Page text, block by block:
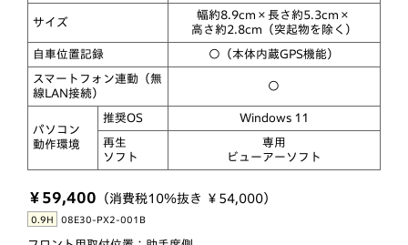
サイズ
幅約8.9cm×長さ約5.3cm×
高さ約2.8cm（突起物を除く）
自車位置記録 ○（本体内蔵GPS機能）
スマートフォン連動（無
線LAN接続）
○
パソコン
動作環境
推奨OS Windows 11
再生
ソフト
専用
ビューアーソフト
￥59,400 （消費税10％抜き ￥54,000）
0.9H 08E30-PX2-001B